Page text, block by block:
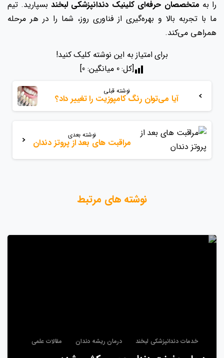
را به متخصصان حرفه‌ای کلینیک دندانپزشکی لبخندبسپارید. تیم
ما با تجربه بالا و بهره‌گیری از فناوری روز، شما را در هر مرحله
همراهی می‌کند.
برای امتیاز به این نوشته کلیک کنید!
[کل:0 میانگین: 0
]
بخوانید
نوشته قبلی
آیا می‌توان رنگ کامپوزیت را تغییر داد؟
نوشته بعدی
مراقبت های بعد از پروتز دندان
نوشته های مرتبط
خدمات دندانپزشکی لبخند درمان ریشه دندان مقالات علمی